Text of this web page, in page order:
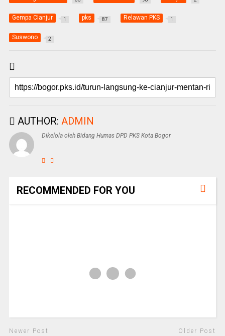
Gempa CIanjur 1 pks 87 Relawan PKS 1
Suswono 2
AUTHOR: ADMIN
Dikelola oleh Bidang Humas DPD PKS Kota Bogor
RECOMMENDED FOR YOU
Newer Post Older Post